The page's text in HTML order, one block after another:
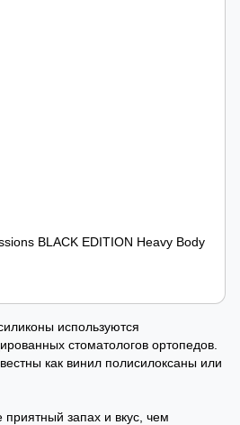
BLACK EDITION Heavy Body
используются
стоматологов ортопедов.
как винил полисилоксаны или
запах и вкус, чем